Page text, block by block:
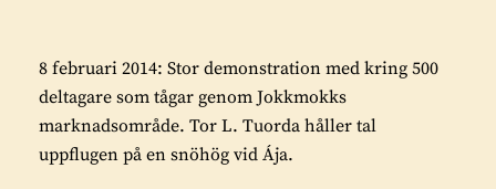
8 februari 2014: Stor demonstration med kring 500
deltagare som tågar genom Jokkmokks
marknadsområde. Tor L. Tuorda håller tal
uppflugen på en snöhög vid Ája.